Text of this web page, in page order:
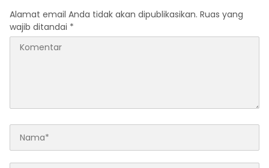
Alamat email Anda tidak akan dipublikasikan. Ruas yang
wajib ditandai *